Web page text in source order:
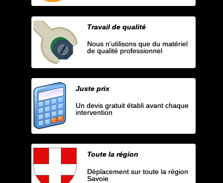
Travail de qualité
Nous n'utilisons que du matériel
de qualité professionnel
Juste prix
Un devis gratuit établi avant chaque
intervention
Toute la région
Déplacement sur toute la région
Savoie